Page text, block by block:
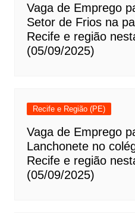
Vaga de Emprego
Setor de Frios na
Recife e região
(05/09/2025)
Recife e Região (PE)
Vaga de Emprego
Lanchonete no
Recife e região
(05/09/2025)